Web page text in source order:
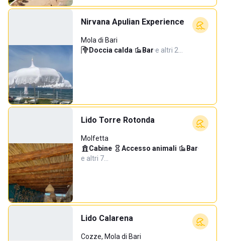
Nirvana Apulian Experience
Mola di Bari
Doccia calda· Bar·e altri 2…
Lido Torre Rotonda
Molfetta
Cabine· Accesso animali· Bar·
e altri 7…
Lido Calarena
Cozze, Mola di Bari